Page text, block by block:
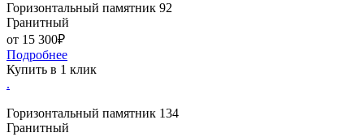
Горизонтальный памятник 92
Гранитный
от 15 300₽
Подробнее
Купить в 1 клик
.
Горизонтальный памятник 134
Гранитный